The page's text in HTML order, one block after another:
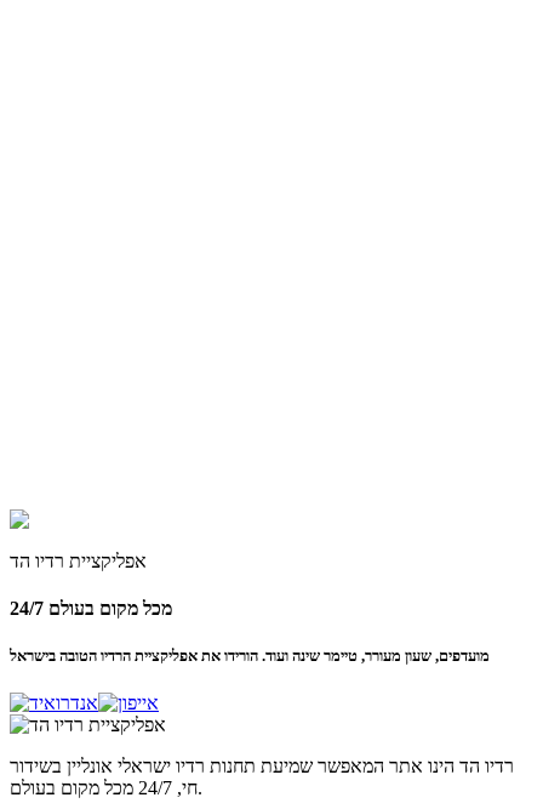
אפליקציית רדיו הד
24/7 מכל מקום בעולם
מועדפים, שעון מעורר, טיימר שינה ועוד. הורידו את אפליקציית הרדיו הטובה בישראל
רדיו הד הינו אתר המאפשר שמיעת תחנות רדיו ישראלי אונליין בשידור
חי, 24/7 מכל מקום בעולם.